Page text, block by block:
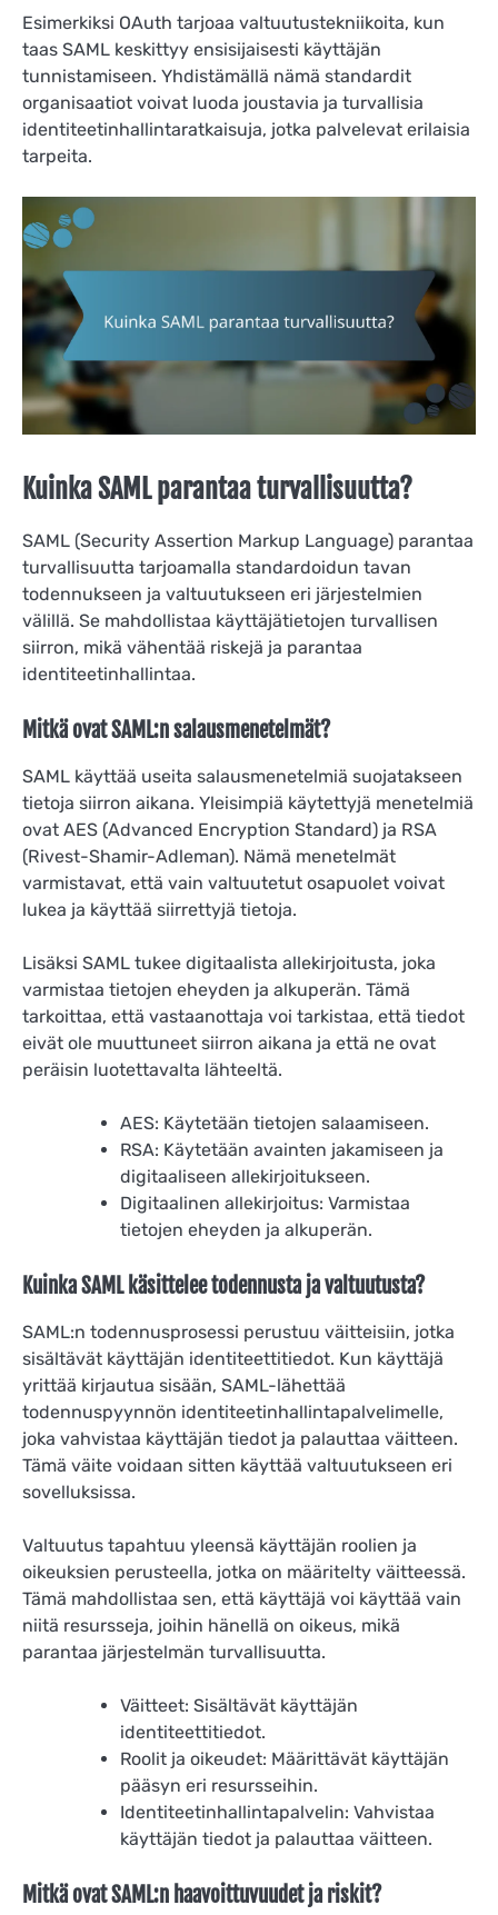
Esimerkiksi OAuth tarjoaa valtuutustekniikoita, kun
taas SAML keskittyy ensisijaisesti käyttäjän
tunnistamiseen. Yhdistämällä nämä standardit
organisaatiot voivat luoda joustavia ja turvallisia
identiteetinhallintaratkaisuja, jotka palvelevat erilaisia
tarpeita.
Kuinka SAML parantaa turvallisuutta?
SAML (Security Assertion Markup Language) parantaa
turvallisuutta tarjoamalla standardoidun tavan
todennukseen ja valtuutukseen eri järjestelmien
välillä. Se mahdollistaa käyttäjätietojen turvallisen
siirron, mikä vähentää riskejä ja parantaa
identiteetinhallintaa.
Mitkä ovat SAML:n salausmenetelmät?
SAML käyttää useita salausmenetelmiä suojatakseen
tietoja siirron aikana. Yleisimpiä käytettyjä menetelmiä
ovat AES (Advanced Encryption Standard) ja RSA
(Rivest-Shamir-Adleman). Nämä menetelmät
varmistavat, että vain valtuutetut osapuolet voivat
lukea ja käyttää siirrettyjä tietoja.
Lisäksi SAML tukee digitaalista allekirjoitusta, joka
varmistaa tietojen eheyden ja alkuperän. Tämä
tarkoittaa, että vastaanottaja voi tarkistaa, että tiedot
eivät ole muuttuneet siirron aikana ja että ne ovat
peräisin luotettavalta lähteeltä.
AES: Käytetään tietojen salaamiseen.
RSA: Käytetään avainten jakamiseen ja
digitaaliseen allekirjoitukseen.
Digitaalinen allekirjoitus: Varmistaa
tietojen eheyden ja alkuperän.
Kuinka SAML käsittelee todennusta ja valtuutusta?
SAML:n todennusprosessi perustuu väitteisiin, jotka
sisältävät käyttäjän identiteettitiedot. Kun käyttäjä
yrittää kirjautua sisään, SAML-lähettää
todennuspyynnön identiteetinhallintapalvelimelle,
joka vahvistaa käyttäjän tiedot ja palauttaa väitteen.
Tämä väite voidaan sitten käyttää valtuutukseen eri
sovelluksissa.
Valtuutus tapahtuu yleensä käyttäjän roolien ja
oikeuksien perusteella, jotka on määritelty väitteessä.
Tämä mahdollistaa sen, että käyttäjä voi käyttää vain
niitä resursseja, joihin hänellä on oikeus, mikä
parantaa järjestelmän turvallisuutta.
Väitteet: Sisältävät käyttäjän
identiteettitiedot.
Roolit ja oikeudet: Määrittävät käyttäjän
pääsyn eri resursseihin.
Identiteetinhallintapalvelin: Vahvistaa
käyttäjän tiedot ja palauttaa väitteen.
Mitkä ovat SAML:n haavoittuvuudet ja riskit?